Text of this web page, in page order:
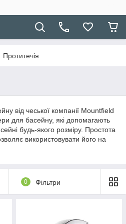
Протитечія
від чеської компанії Mountfield
для басейну, які допомагають
будь-якого розміру. Простота
використовувати його на
0 Фільтри